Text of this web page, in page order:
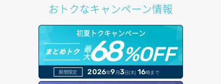
サブネット詳細取得
セキュリティグループ ルール一覧取得
セキュリティグループ ルール作成
セキュリティグループ ルール削除
ヘルスモニタ一覧取得
ヘルスモニタ作成
ヘルスモニタ削除
オブジェクトダウンロード
オブジェクトバージョン管理
ドメイン情報登録
ドメイン詳細取得
おトクなキャンペーン情報
初夏トクキャンペーン
まとめトク 最
大68%OFF
期間限定 2026年9月3日(木) 16時まで